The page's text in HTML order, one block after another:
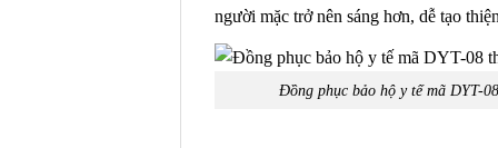
người mặc trở nên sáng hơn, dễ tạo
Đồng phục bảo hộ y tế mã DYT-